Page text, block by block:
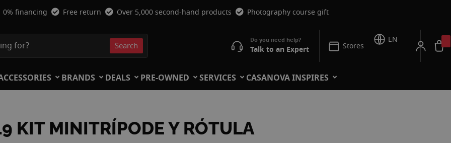
0% financing Free return Over 5,000 second-hand products Photography course gift
Search Talk to an Expert Stores
EN
BRANDS DEALS PRE-OWNED SERVICES CASANOVA INSPIRES
KIT MINITRÍPODE Y RÓTULA